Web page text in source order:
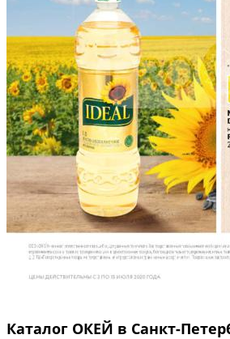
Каталог ОКЕЙ в Санкт-